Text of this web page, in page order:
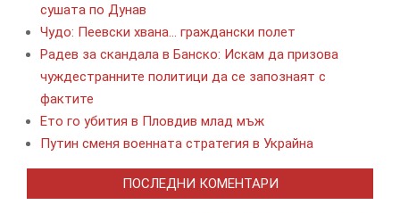
сушата по Дунав
Чудо: Пеевски хвана… граждански полет
Радев за скандала в Банско: Искам да призова
чуждестранните политици да се запознаят с
фактите
Ето го убития в Пловдив млад мъж
Путин сменя военната стратегия в Украйна
ПОСЛЕДНИ КОМЕНТАРИ